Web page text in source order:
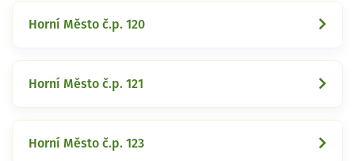
Horní Město č.p. 120
Horní Město č.p. 121
Horní Město č.p. 123